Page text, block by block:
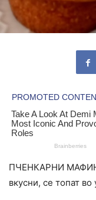
ПЧЕНКАРНИ
вкусни, се топат во